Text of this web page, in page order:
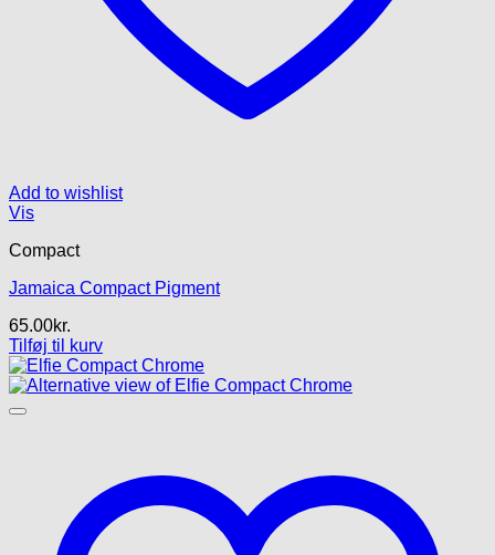
Add to wishlist
Vis
Compact
Jamaica Compact Pigment
65.00kr.
Tilføj til kurv